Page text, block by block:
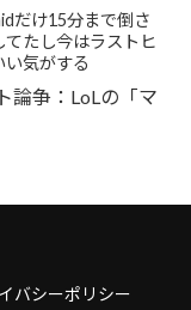
だけ15分まで倒さ
たし今はラストヒ
気がする
論争：LoLの「マ
バシーポリシー